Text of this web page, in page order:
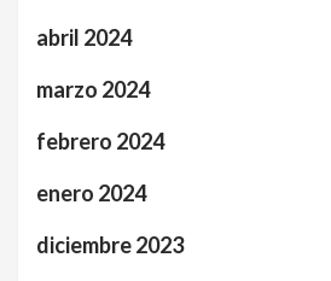
abril 2024
marzo 2024
febrero 2024
enero 2024
diciembre 2023